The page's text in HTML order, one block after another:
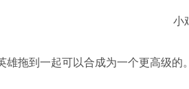
雄拖到一起可以合成为一个更高级的。